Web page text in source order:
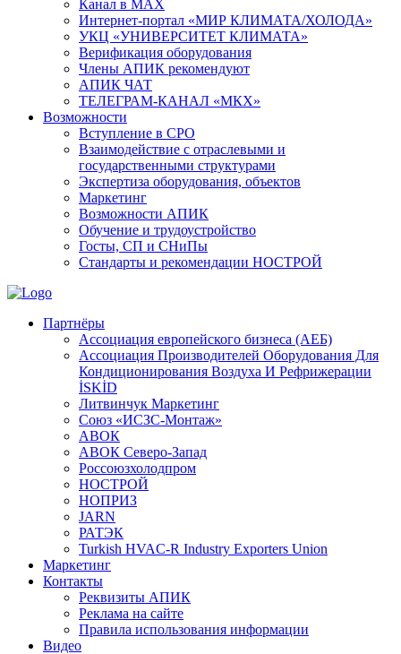
Канал в MAX
Интернет-портал «МИР КЛИМАТА/ХОЛОДА»
УКЦ «УНИВЕРСИТЕТ КЛИМАТА»
Верификация оборудования
Члены АПИК рекомендуют
АПИК ЧАТ
ТЕЛЕГРАМ-КАНАЛ «МКХ»
Возможности
Вступление в СРО
Взаимодействие с отраслевыми и
государственными структурами
Экспертиза оборудования, объектов
Маркетинг
Возможности АПИК
Обучение и трудоустройство
Госты, СП и СНиПы
Стандарты и рекомендации НОСТРОЙ
Партнёры
Ассоциация европейского бизнеса (АЕБ)
Aссоциация Производителей Оборудования Для
Кондиционирования Воздуха И Рефрижерации
İSKİD
Литвинчук Маркетинг
Союз «ИСЗС-Монтаж»
АВОК
АВОК Северо-Запад
Россоюзхолодпром
НОСТРОЙ
НОПРИЗ
JARN
РАТЭК
Turkish HVAC-R Industry Exporters Union
Маркетинг
Контакты
Реквизиты АПИК
Реклама на сайте
Правила использования информации
Видео